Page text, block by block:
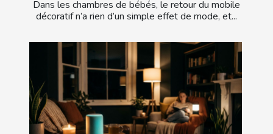
Dans les chambres de bébés, le retour du mobile
décoratif n’a rien d’un simple effet de mode, et...